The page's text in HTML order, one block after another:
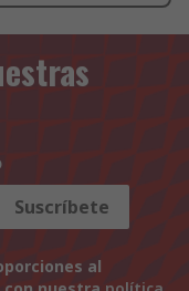
Suscríbete
al